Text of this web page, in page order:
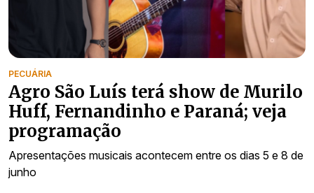
PECUÁRIA
Agro São Luís terá show de Murilo
Huff, Fernandinho e Paraná; veja
programação
Apresentações musicais acontecem entre os dias 5 e 8 de
junho